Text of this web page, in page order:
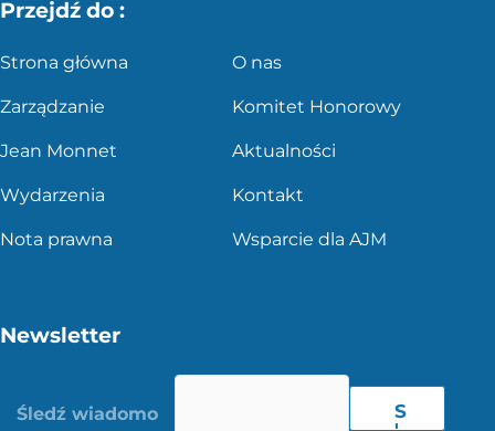
Przejdź do :
Strona główna O nas
Zarządzanie Komitet Honorowy
Jean Monnet Aktualności
Wydarzenia Kontakt
Nota prawna Wsparcie dla AJM
Newsletter
S